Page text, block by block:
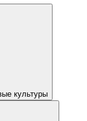
культуры